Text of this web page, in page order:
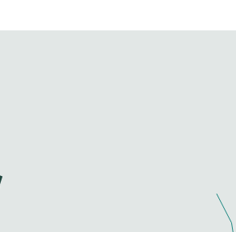
vol spanning en